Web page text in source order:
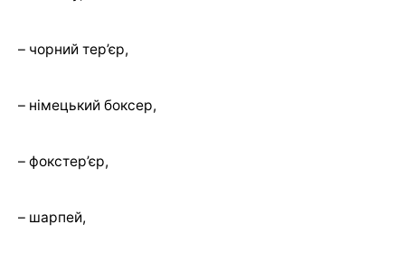
– чорний тер’єр,
– німецький боксер,
– фокстер’єр,
– шарпей,